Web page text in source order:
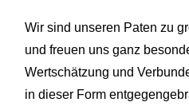
Wir sind unseren Paten zu
und freuen uns ganz
Wertschätzung und
in dieser Form